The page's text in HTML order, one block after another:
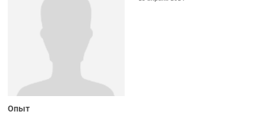
Опыт